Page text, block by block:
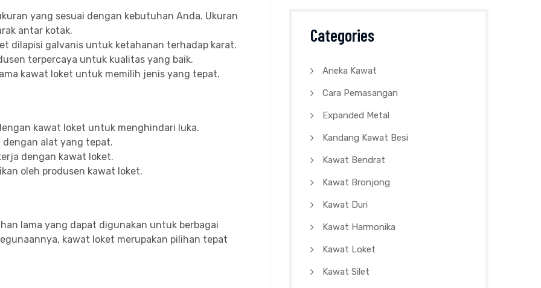
yang sesuai dengan kebutuhan Anda. Ukuran
antar kotak.
dilapisi galvanis untuk ketahanan terhadap karat.
terpercaya untuk kualitas yang baik.
kawat loket untuk memilih jenis yang tepat.
kawat loket untuk menghindari luka.
alat yang tepat.
dengan kawat loket.
oleh produsen kawat loket.
lama yang dapat digunakan untuk berbagai
kawat loket merupakan pilihan tepat
Categories
Aneka Kawat
Cara Pemasangan
Expanded Metal
Kandang Kawat Besi
Kawat Bendrat
Kawat Bronjong
Kawat Duri
Kawat Harmonika
Kawat Loket
Kawat Silet